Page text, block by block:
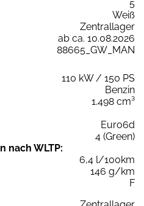
5
Weiß
Zentrallager
ab ca. 10.08.2026
88665_GW_MAN
110 kW / 150 PS
Benzin
1.498 cm³
Euro6d
4 (Green)
nach WLTP:
6,4 l/100km
146 g/km
F